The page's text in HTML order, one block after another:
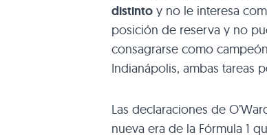
distinto y no le interesa
posición de reserva y no
consagrarse como
Indianápolis, ambas tareas
Las declaraciones de
nueva era de la Fórmula 1